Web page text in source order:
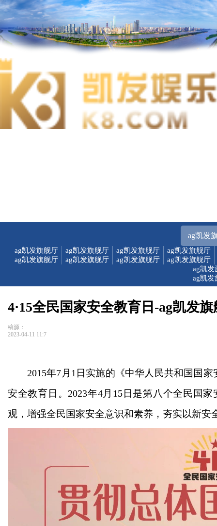
ag凯发
ag凯发旗舰厅
ag凯发旗舰厅
ag凯发旗舰厅
ag凯发旗舰厅
ag凯发旗舰厅
ag凯发旗舰厅
ag凯发旗舰厅
ag凯发旗舰厅
ag凯发
ag凯发
4·15全民国家安全教育日-ag凯发
稿源：
2023-04-11 11:7
2015年7月1日实施的《中华人民共和国国
安全教育日。2023年4月15日是第八个全民国
观，增强全民国家安全意识和素养，夯实以新安